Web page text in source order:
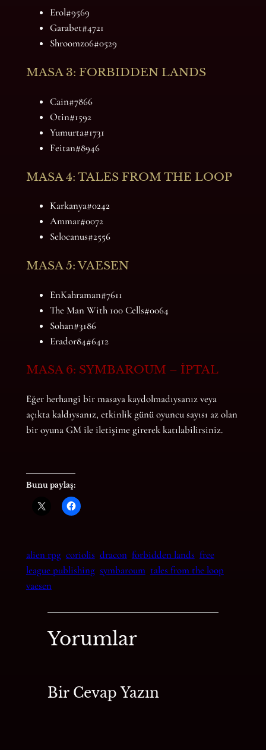
Erol#9569
Garabet#4721
Shroomz06#0529
MASA 3: FORBIDDEN LANDS
Cain#7866
Otin#1592
Yumurta#1731
Feitan#8946
MASA 4: TALES FROM THE LOOP
Karkanya#0242
Ammar#0072
Selocanus#2556
MASA 5: VAESEN
EnKahraman#7611
The Man With 100 Cells#0064
Sohan#3186
Erador84#6412
MASA 6: SYMBAROUM – İPTAL
Eğer herhangi bir masaya kaydolmadıysanız veya
açıkta kaldıysanız, etkinlik günü oyuncu sayısı az olan
bir oyuna GM ile iletişime girerek katılabilirsiniz.
Bunu paylaş:
alien rpg coriolis dracon forbidden lands free
league publishing symbaroum tales from the loop
vaesen
Yorumlar
Bir Cevap Yazın